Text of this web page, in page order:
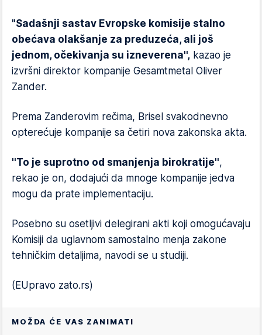
"Sadašnji sastav Evropske komisije stalno
obećava olakšanje za preduzeća, ali još
jednom, očekivanja su izneverena'', kazao je
izvršni direktor kompanije Gesamtmetal Oliver
Zander.
Prema Zanderovim rečima, Brisel svakodnevno
opterećuje kompanije sa četiri nova zakonska akta.
''To je suprotno od smanjenja birokratije'',
rekao je on, dodajući da mnoge kompanije jedva
mogu da prate implementaciju.
Posebno su osetljivi delegirani akti koji omogućavaju
Komisiji da uglavnom samostalno menja zakone
tehničkim detaljima, navodi se u studiji.
(EUpravo zato.rs)
MOŽDA ĆE VAS ZANIMATI